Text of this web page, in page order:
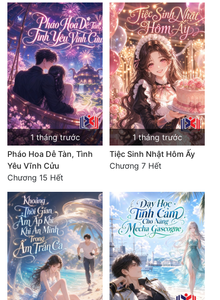
Tính Cách Nhân Vật :
Cơ Trí
Sát Phạt Quyết Đoán
Vô Sỉ
Điềm Đạm
1 tháng trước
Pháo Hoa Dễ Tàn, Tình
Yêu Vĩnh Cửu
Chương 15 Hết
1 tháng trước
Tiệc Sinh Nhật Hôm Ấy
Chương 7 Hết